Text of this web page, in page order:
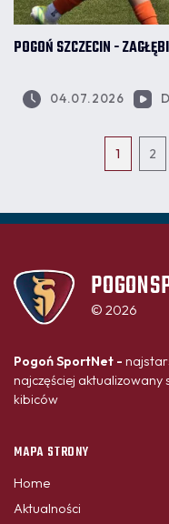
POGOŃ SZCZECIN -
04.07.2026
1 2
© 2026
Pogoń SportNet -
najczęściej
kibiców
MAPA STRONY
Home
Aktualności